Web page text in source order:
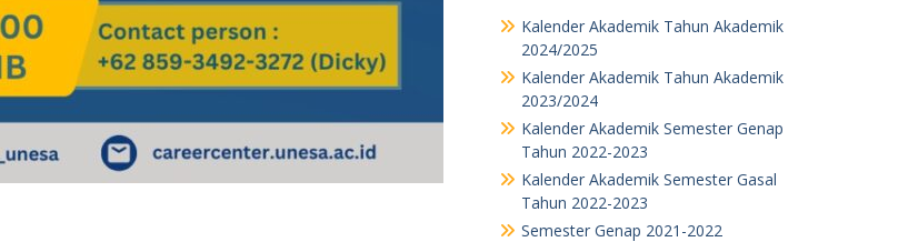
Kalender Akademik Tahun Akademik
2024/2025
Kalender Akademik Tahun Akademik
2023/2024
Kalender Akademik Semester Genap
Tahun 2022-2023
Kalender Akademik Semester Gasal
Tahun 2022-2023
Semester Genap 2021-2022